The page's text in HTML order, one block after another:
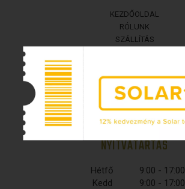
KEZDŐOLDAL
RÓLUNK
SZÁLLÍTÁS
BEJELENTKEZÉS
COOKIES
NYITVATARTÁS
Hétfő
9:00 - 17:00
Kedd
9:00 - 17:00